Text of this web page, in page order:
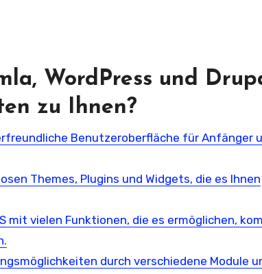
WordPress und
zu Ihnen?
Benutzeroberfläche für Anfänger
Themes, Plugins und Widgets, die es Ihnen
mit vielen Funktionen, die es ermöglichen,
durch verschiedene Module